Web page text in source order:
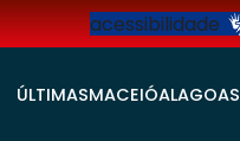
acessibilidade
ÚLTIMASMACEIÓALAGOAS